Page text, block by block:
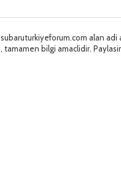
subaruturkiyeforum.com alan
, tamamen bilgi amaclidir.